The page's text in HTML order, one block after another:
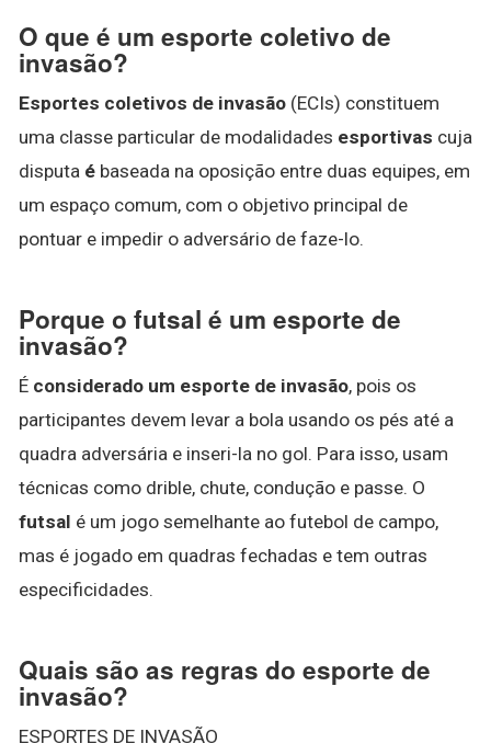
O que é um esporte coletivo de
invasão?
Esportes coletivos de invasão (ECIs) constituem
uma classe particular de modalidades esportivas cuja
disputa é baseada na oposição entre duas equipes, em
um espaço comum, com o objetivo principal de
pontuar e impedir o adversário de faze-lo.
Porque o futsal é um esporte de
invasão?
É considerado um esporte de invasão, pois os
participantes devem levar a bola usando os pés até a
quadra adversária e inseri-la no gol. Para isso, usam
técnicas como drible, chute, condução e passe. O
futsal é um jogo semelhante ao futebol de campo,
mas é jogado em quadras fechadas e tem outras
especificidades.
Quais são as regras do esporte de
invasão?
ESPORTES DE INVASÃO